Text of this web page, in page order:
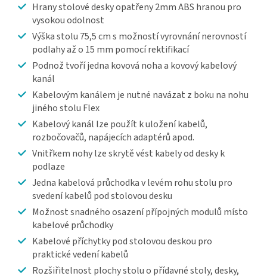
Hrany stolové desky opatřeny 2mm ABS hranou pro
vysokou odolnost
Výška stolu 75,5 cm s možností vyrovnání nerovností
podlahy až o 15 mm pomocí rektifikací
Podnož tvoří jedna kovová noha a kovový kabelový
kanál
Kabelovým kanálem je nutné navázat z boku na nohu
jiného stolu Flex
Kabelový kanál lze použít k uložení kabelů,
rozbočovačů, napájecích adaptérů apod.
Vnitřkem nohy lze skrytě vést kabely od desky k
podlaze
Jedna kabelová průchodka v levém rohu stolu pro
svedení kabelů pod stolovou desku
Možnost snadného osazení přípojných modulů místo
kabelové průchodky
Kabelové příchytky pod stolovou deskou pro
praktické vedení kabelů
Rozšiřitelnost plochy stolu o přídavné stoly, desky,